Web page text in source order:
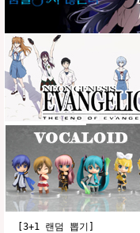
[3+1 랜덤 뽑기]